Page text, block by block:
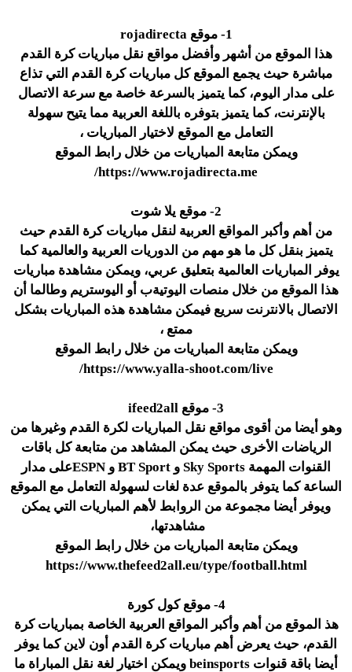
1- موقع rojadirecta
هذا الموقع من أشهر وأفضل مواقع نقل مباريات كرة القدم
مباشرة حيث يجمع الموقع كل مباريات كرة القدم التي تذاع
على مدار اليوم، كما يتميز بالسرعة خاصة مع سرعة الاتصال
بالإنترنت، كما يتميز بتوفره باللغة العربية مما يتيح سهولة
التعامل مع الموقع لاختيار المباريات ،
ويمكن متابعة المباريات من خلال رابط الموقع
https://www.rojadirecta.me/
2- موقع يلا شوت
من أهم وأكبر المواقع العربية لنقل مباريات كرة القدم حيث
يتميز بنقل كل ما هو مهم من الدوريات العربية والعالمية كما
يوفر المباريات العالمية بتعليق عربي، ويمكن مشاهدة مباريات
هذا الموقع من خلال منصات اليوتيةب أو اليوستريم وطالما أن
الاتصال بالانترنت سريع فيمكن مشاهدة هذه المباريات بشكل
ممتع ،
ويمكن متابعة المباريات من خلال رابط الموقع
https://www.yalla-shoot.com/live/
3- موقع ifeed2all
وهو أيضا من أقوى مواقع نقل المباريات لكرة القدم وغيرها من
الرياضات الأخرى حيث يمكن المشاهد من متابعة كل باقات
القنوات المهمة Sky Sports و BT Sport و ESPNعلى مدار
الساعة كما يتوفر بالموقع عدة لغات لسهولة التعامل مع الموقع
ويوفر أيضا مجموعة من الروابط لأهم المباريات التي يمكن
مشاهدتها،
ويمكن متابعة المباريات من خلال رابط الموقع
https://www.thefeed2all.eu/type/football.html
4- موقع كول كورة
هذ الموقع من أهم وأكبر المواقع العربية الخاصة بمباريات كرة
القدم، حيث يعرض أهم مباريات كرة القدم أون لاين كما يوفر
أيضا باقة قنوات beinsports ويمكن اختيار لغة نقل المباراة ما